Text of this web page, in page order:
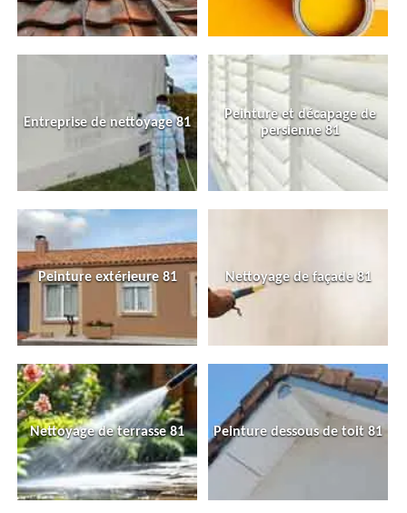
Entreprise de nettoyage 81
Peinture et décapage de
persienne 81
Peinture extérieure 81 Nettoyage de façade 81
Nettoyage de terrasse 81 Peinture dessous de toit 81